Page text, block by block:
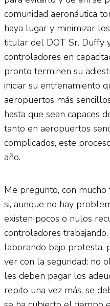
comunidad aeronáutica
haya lugar y minimizar
titular del DOT Sr. Duffy
controladores en
pronto terminen su
iniciar su entrenamiento
aeropuertos más
hasta que sean capaces
tanto en aeropuertos
complicados, este
año.
Me pregunto, con
si, aunque no hay
existen pocos o nulos
controladores
laborando bajo protesta,
ver con la seguridad; no
les deben pagar los
repito una vez más, se